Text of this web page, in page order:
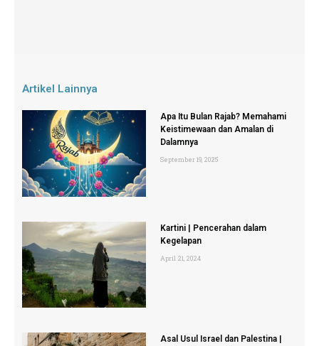
Artikel Lainnya
Apa Itu Bulan Rajab? Memahami
Keistimewaan dan Amalan di
Dalamnya
September 19, 2025
Kartini | Pencerahan dalam
Kegelapan
April 21, 2024
Asal Usul Israel dan Palestina |